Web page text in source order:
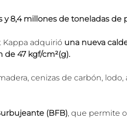
8,4 millones de toneladas de
Kappa adquirió una nueva
de 47 kgf/cm²(g).
cenizas de carbón, lodo,
(BFB), que permite